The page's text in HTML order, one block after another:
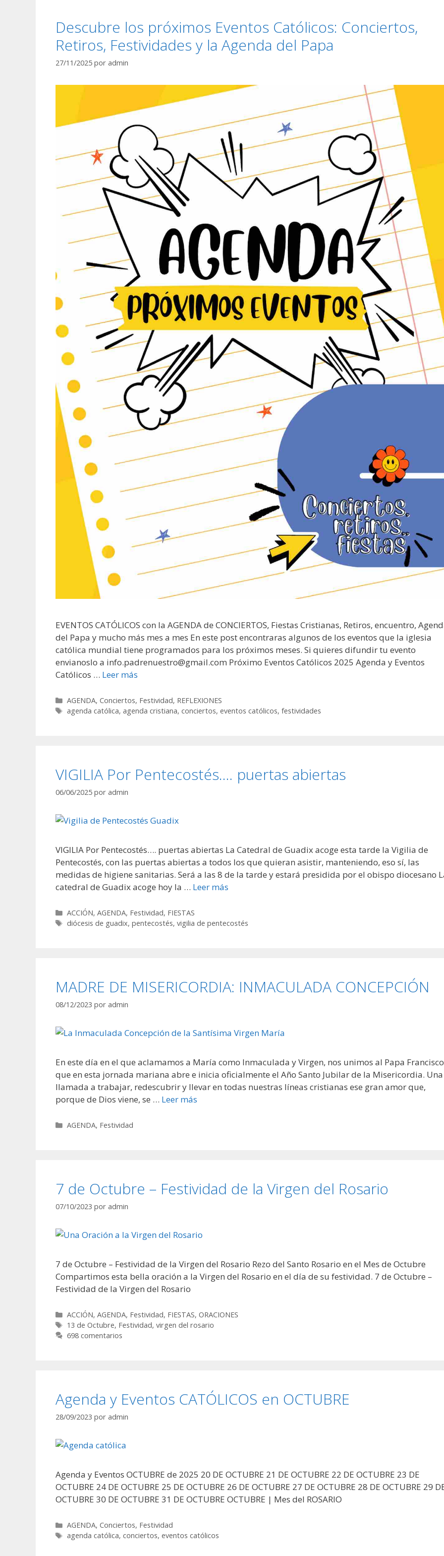
Descubre los próximos Eventos Católicos: Conciertos,
Retiros, Festividades y la Agenda del Papa
27/11/2025 por admin
EVENTOS CATÓLICOS con la AGENDA de CONCIERTOS, Fiestas Cristianas, Retiros, encuentro,
del Papa y mucho más mes a mes En este post encontraras algunos de los eventos que la iglesia
católica mundial tiene programados para los próximos meses. Si quieres difundir tu evento
envianoslo a info.padrenuestro@gmail.com Próximo Eventos Católicos 2025 Agenda y Eventos
Católicos … Leer más
Categorías
AGENDA,Conciertos, Festividad, REFLEXIONES
Etiquetas
agenda católica,agenda cristiana,conciertos,eventos católicos,festividades
VIGILIA Por Pentecostés…. puertas abiertas
06/06/2025 por admin
VIGILIA Por Pentecostés…. puertas abiertas La Catedral de Guadix acoge esta tarde la Vigilia de
Pentecostés, con las puertas abiertas a todos los que quieran asistir, manteniendo, eso sí, las
medidas de higiene sanitarias. Será a las 8 de la tarde y estará presidida por el obispo diocesano
catedral de Guadix acoge hoy la … Leer más
Categorías
ACCIÓN,AGENDA, Festividad, FIESTAS
Etiquetas
diócesis de guadix,pentecostés,vigilia de pentecostés
MADRE DE MISERICORDIA: INMACULADA CONCEPCIÓN
08/12/2023 por admin
En este día en el que aclamamos a María como Inmaculada y Virgen, nos unimos al Papa Francisco
que en esta jornada mariana abre e inicia oficialmente el Año Santo Jubilar de la Misericordia. Una
llamada a trabajar, redescubrir y llevar en todas nuestras líneas cristianas ese gran amor que,
porque de Dios viene, se … Leer más
Categorías
AGENDA, Festividad
7 de Octubre – Festividad de la Virgen del Rosario
07/10/2023 por admin
7 de Octubre – Festividad de la Virgen del Rosario Rezo del Santo Rosario en el Mes de Octubre
Compartimos esta bella oración a la Virgen del Rosario en el día de su festividad. 7 de Octubre –
Festividad de la Virgen del Rosario
Categorías
ACCIÓN,AGENDA, Festividad, FIESTAS,ORACIONES
Etiquetas
13 de Octubre, Festividad,virgen del rosario
698 comentarios
Agenda y Eventos CATÓLICOS en OCTUBRE
28/09/2023 por admin
Agenda y Eventos OCTUBRE de 2025 20 DE OCTUBRE 21 DE OCTUBRE 22 DE OCTUBRE 23 DE
OCTUBRE 24 DE OCTUBRE 25 DE OCTUBRE 26 DE OCTUBRE 27 DE OCTUBRE 28 DE OCTUBRE 29
OCTUBRE 30 DE OCTUBRE 31 DE OCTUBRE OCTUBRE | Mes del ROSARIO
Categorías
AGENDA,Conciertos, Festividad
Etiquetas
agenda católica,conciertos,eventos católicos